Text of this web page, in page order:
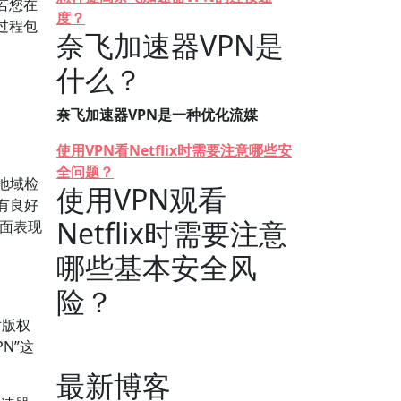
您在
程包
域检
良好
表现
权
这
度？
奈飞加速器VPN是
什么？
奈飞加速器VPN是一种优化流媒
使用VPN看Netflix时需要注意哪些安
全问题？
使用VPN观看
Netflix时需要注意
哪些基本安全风
险？
最新博客